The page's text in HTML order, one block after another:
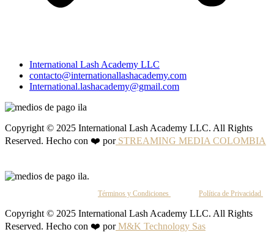
International Lash Academy LLC
contacto@internationallashacademy.com
International.lashacademy@gmail.com
Copyright © 2025 International Lash Academy LLC. All Rights
Reserved. Hecho con ❤️ porSTREAMING MEDIA COLOMBIA
Términos y Condiciones Política de Privacidad
Copyright © 2025 International Lash Academy LLC. All Rights
Reserved. Hecho con ❤️ porM&K Technology Sas